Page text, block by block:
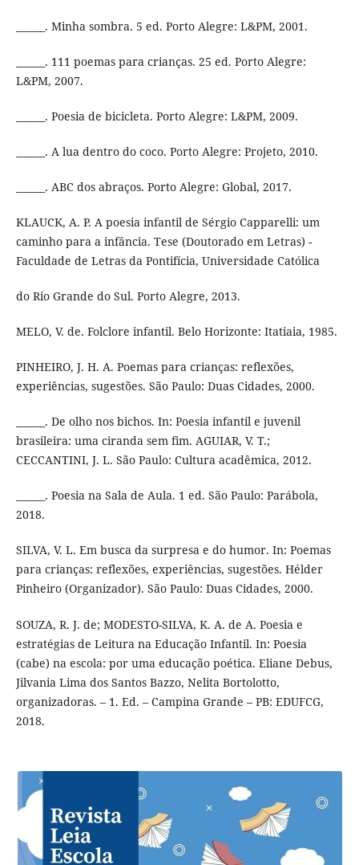
______. Minha sombra. 5 ed. Porto Alegre: L&PM, 2001.
______. 111 poemas para crianças. 25 ed. Porto Alegre:
L&PM, 2007.
______. Poesia de bicicleta. Porto Alegre: L&PM, 2009.
______. A lua dentro do coco. Porto Alegre: Projeto, 2010.
______. ABC dos abraços. Porto Alegre: Global, 2017.
KLAUCK, A. P. A poesia infantil de Sérgio Capparelli: um
caminho para a infância. Tese (Doutorado em Letras) -
Faculdade de Letras da Pontifícia, Universidade Católica
do Rio Grande do Sul. Porto Alegre, 2013.
MELO, V. de. Folclore infantil. Belo Horizonte: Itatiaia, 1985.
PINHEIRO, J. H. A. Poemas para crianças: reflexões,
experiências, sugestões. São Paulo: Duas Cidades, 2000.
______. De olho nos bichos. In: Poesia infantil e juvenil
brasileira: uma ciranda sem fim. AGUIAR, V. T.;
CECCANTINI, J. L. São Paulo: Cultura acadêmica, 2012.
______. Poesia na Sala de Aula. 1 ed. São Paulo: Parábola,
2018.
SILVA, V. L. Em busca da surpresa e do humor. In: Poemas
para crianças: reflexões, experiências, sugestões. Hélder
Pinheiro (Organizador). São Paulo: Duas Cidades, 2000.
SOUZA, R. J. de; MODESTO-SILVA, K. A. de A. Poesia e
estratégias de Leitura na Educação Infantil. In: Poesia
(cabe) na escola: por uma educação poética. Eliane Debus,
Jilvania Lima dos Santos Bazzo, Nelita Bortolotto,
organizadoras. – 1. Ed. – Campina Grande – PB: EDUFCG,
2018.